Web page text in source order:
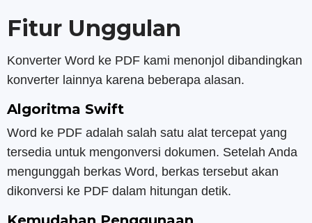
Fitur Unggulan
Konverter Word ke PDF kami menonjol dibandingkan
konverter lainnya karena beberapa alasan.
Algoritma Swift
Word ke PDF adalah salah satu alat tercepat yang
tersedia untuk mengonversi dokumen. Setelah Anda
mengunggah berkas Word, berkas tersebut akan
dikonversi ke PDF dalam hitungan detik.